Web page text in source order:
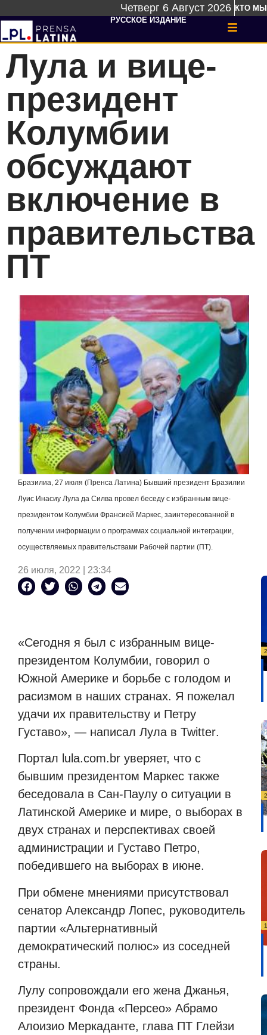
Четверг 6 Август 2026 КТО МЫ
РУССКОЕ ИЗДАНИЕ
Лула и вице-
президент
Колумбии
обсуждают
включение в
правительства
ПТ
Бразилиа, 27 июля (Пренса Латина) Бывший президент Бразилии
Луис Инасиу Лула да Силва провел беседу с избранным вице-
президентом Колумбии Франсией Маркес, заинтересованной в
получении информации о программах социальной интеграции,
осуществляемых правительствами Рабочей партии (ПТ).
26 июля, 2022 | 23:34
«Сегодня я был с избранным вице-
президентом Колумбии, говорил о
Южной Америке и борьбе с голодом и
расизмом в наших странах. Я пожелал
удачи их правительству и Петру
Густаво», — написал Лула в Twitter.
Портал lula.com. br уверяет, что с
бывшим президентом Маркес также
беседовала в Сан-Паулу о ситуации в
Латинской Америке и мире, о выборах в
двух странах и перспективах своей
администрации и Густаво Петро,
победившего на выборах в июне.
При обмене мнениями присутствовал
сенатор Александр Лопес, руководитель
партии «Альтернативный
демократический полюс» из соседней
страны.
Лулу сопровождали его жена Джанья,
президент Фонда «Персео» Абрамо
Алоизио Меркаданте, глава ПТ Глейзи